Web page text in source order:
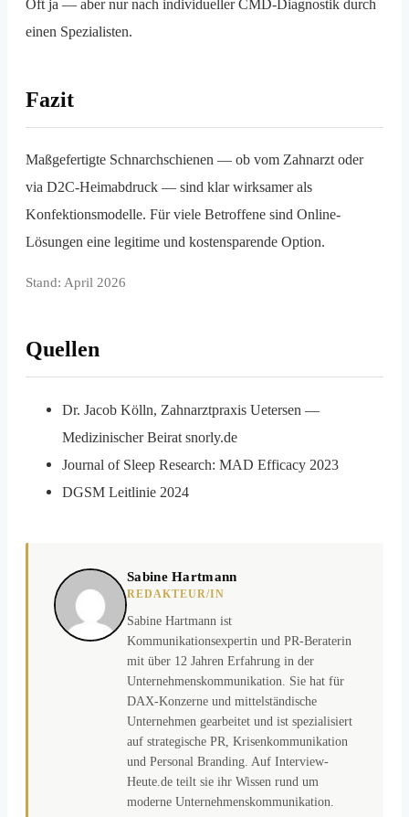
Oft ja — aber nur nach individueller CMD-Diagnostik durch
einen Spezialisten.
Fazit
Maßgefertigte Schnarchschienen — ob vom Zahnarzt oder
via D2C-Heimabdruck — sind klar wirksamer als
Konfektionsmodelle. Für viele Betroffene sind Online-
Lösungen eine legitime und kostensparende Option.
Stand: April 2026
Quellen
Dr. Jacob Kölln, Zahnarztpraxis Uetersen —
Medizinischer Beirat snorly.de
Journal of Sleep Research: MAD Efficacy 2023
DGSM Leitlinie 2024
Sabine Hartmann
REDAKTEUR/IN
Sabine Hartmann ist
Kommunikationsexpertin und PR-Beraterin
mit über 12 Jahren Erfahrung in der
Unternehmenskommunikation. Sie hat für
DAX-Konzerne und mittelständische
Unternehmen gearbeitet und ist spezialisiert
auf strategische PR, Krisenkommunikation
und Personal Branding. Auf Interview-
Heute.de teilt sie ihr Wissen rund um
moderne Unternehmenskommunikation.